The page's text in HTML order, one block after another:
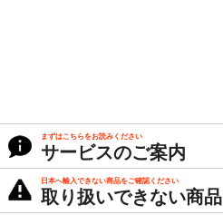
まずはこちらをお読みください
サービスのご案内
日本へ輸入できない商品をご確認ください
取り扱いできない商品